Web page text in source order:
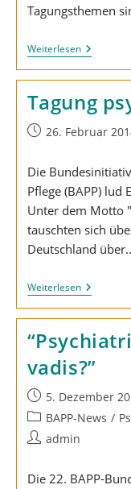
Tagungsthemen
Weiterlesen23.
BAPP-
Münster
Tagung
Beitrag26. Februar
Die
Pflege (BAPP) lud
Unter dem Motto
tauschten sich
Deutschland
WeiterlesenTagung
Pflege
vadis?”
Beitrag
veröffentlicht:
5. Dezember
Beitrags-
Kategorie:
BAPP-News /
Beitrags-
admin
Die 22. BAPP-